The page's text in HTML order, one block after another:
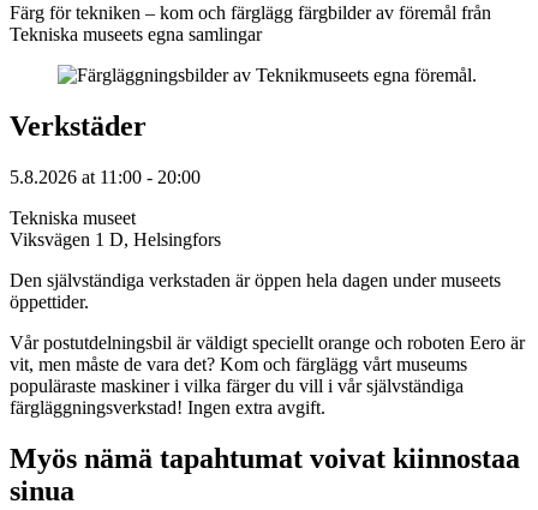
Färg för tekniken – kom och färglägg färgbilder av föremål från
Tekniska museets egna samlingar
Verkstäder
5.8.2026 at 11:00 - 20:00
Tekniska museet
Viksvägen 1 D, Helsingfors
Den självständiga verkstaden är öppen hela dagen under museets
öppettider.
Vår postutdelningsbil är väldigt speciellt orange och roboten Eero är
vit, men måste de vara det? Kom och färglägg vårt museums
populäraste maskiner i vilka färger du vill i vår självständiga
färgläggningsverkstad! Ingen extra avgift.
Myös nämä tapahtumat voivat kiinnostaa
sinua